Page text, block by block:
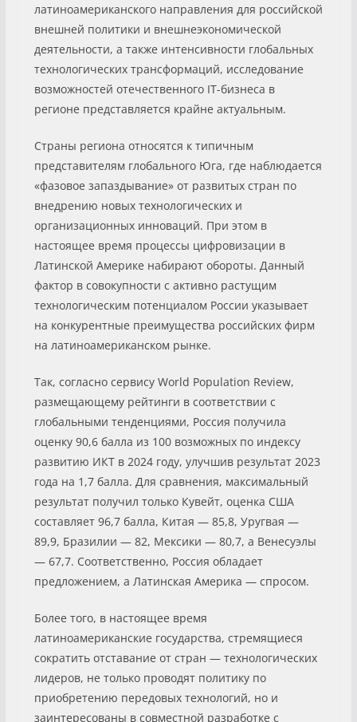
латиноамериканского направления для российской
внешней политики и внешнеэкономической
деятельности, а также интенсивности глобальных
технологических трансформаций, исследование
возможностей отечественного IT-бизнеса в
регионе представляется крайне актуальным.
Страны региона относятся к типичным
представителям глобального Юга, где наблюдается
«фазовое запаздывание» от развитых стран по
внедрению новых технологических и
организационных инноваций. При этом в
настоящее время процессы цифровизации в
Латинской Америке набирают обороты. Данный
фактор в совокупности с активно растущим
технологическим потенциалом России указывает
на конкурентные преимущества российских фирм
на латиноамериканском рынке.
Так, согласно сервису World Population Review,
размещающему рейтинги в соответствии с
глобальными тенденциями, Россия получила
оценку 90,6 балла из 100 возможных по индексу
развитию ИКТ в 2024 году, улучшив результат 2023
года на 1,7 балла. Для сравнения, максимальный
результат получил только Кувейт, оценка США
составляет 96,7 балла, Китая — 85,8, Уругвая —
89,9, Бразилии — 82, Мексики — 80,7, а Венесуэлы
— 67,7. Соответственно, Россия обладает
предложением, а Латинская Америка — спросом.
Более того, в настоящее время
латиноамериканские государства, стремящиеся
сократить отставание от стран — технологических
лидеров, не только проводят политику по
приобретению передовых технологий, но и
заинтересованы в совместной разработке с